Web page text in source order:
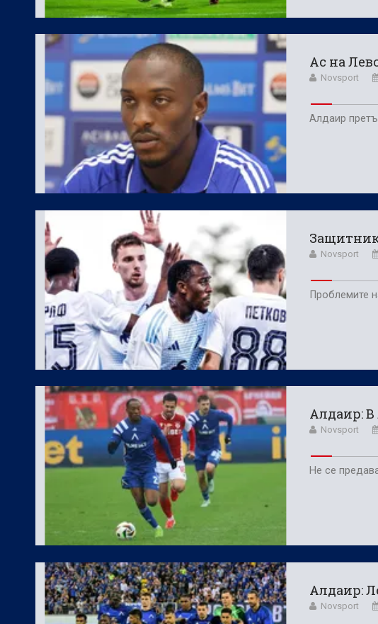
Ас на
Novsport
Алдаир
Novsport
Проблемите
Алдаир: В
Novsport
Не се
Алдаир:
Novsport